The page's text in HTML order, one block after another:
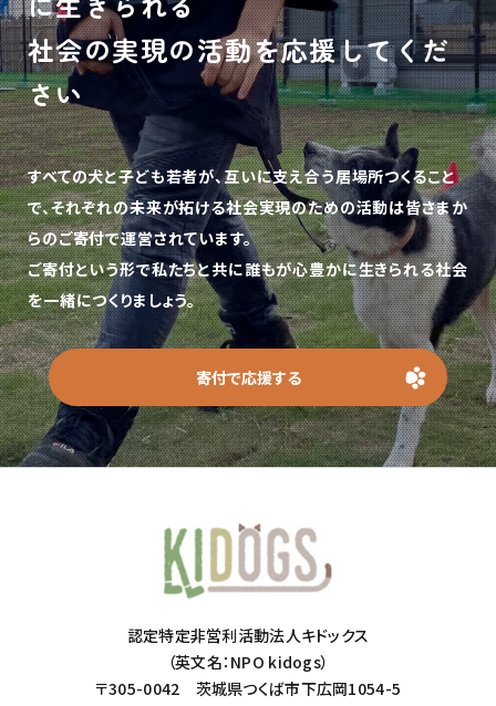
社会の実現の活動を応援してくだ
さい
すべての犬と子ども若者が、互いに支え合う居場所つくること
で、それぞれの未来が拓ける社会実現のための活動は皆さまか
らのご寄付で運営されています。
ご寄付という形で私たちと共に誰もが心豊かに生きられる社会
を一緒につくりましょう。
寄付で応援する
認定特定非営利活動法人キドックス
（英文名：NPO kidogs）
〒305-0042 茨城県つくば市下広岡1054-5